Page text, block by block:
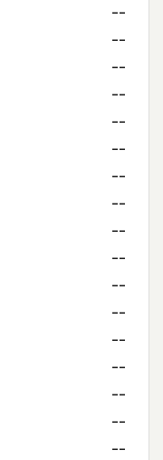
--
--
--
--
--
--
--
--
--
--
--
--
--
--
--
--
--